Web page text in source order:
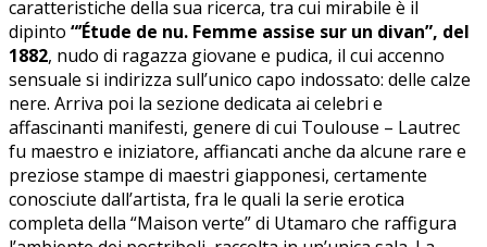
caratteristiche della sua ricerca, tra cui mirabile è il
dipinto “’Étude de nu. Femme assise sur un divan”, del
1882, nudo di ragazza giovane e pudica, il cui accenno
sensuale si indirizza sull’unico capo indossato: delle calze
nere. Arriva poi la sezione dedicata ai celebri e
affascinanti manifesti, genere di cui Toulouse – Lautrec
fu maestro e iniziatore, affiancati anche da alcune rare e
preziose stampe di maestri giapponesi, certamente
conosciute dall’artista, fra le quali la serie erotica
completa della “Maison verte” di Utamaro che raffigura